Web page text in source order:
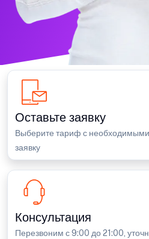
Оставьте заявку
Выберите тариф с
заявку
Консультация
Перезвоним с 9:00 до 21:00,